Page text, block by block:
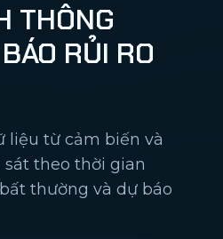
THÔNG
RỦI RO
liệu từ cảm biến và
theo thời gian
thường và dự báo